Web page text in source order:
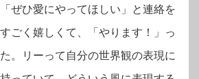
ぜひ愛にやってほしい」と連絡を
ごく嬉しくて、「やります！」っ
。リーって自分の世界観の表現に